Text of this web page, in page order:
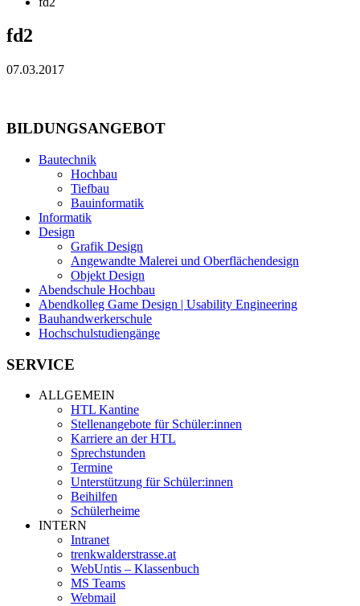
fd2
07.03.2017
BILDUNGSANGEBOT
Bautechnik
Hochbau
Tiefbau
Bauinformatik
Informatik
Design
Grafik Design
Angewandte Malerei und Oberflächendesign
Objekt Design
Abendschule Hochbau
Abendkolleg Game Design | Usability Engineering
Bauhandwerkerschule
Hochschulstudiengänge
SERVICE
ALLGEMEIN
HTL Kantine
Stellenangebote für Schüler:innen
Karriere an der HTL
Sprechstunden
Termine
Unterstützung für Schüler:innen
Beihilfen
Schülerheime
INTERN
Intranet
trenkwalderstrasse.at
WebUntis – Klassenbuch
MS Teams
Webmail